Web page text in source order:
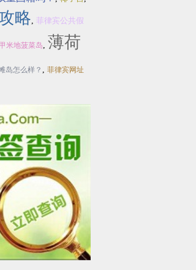
略, 菲律宾公共假
米地菠菜岛, 薄荷
岛怎么样？ , 菲律宾网址